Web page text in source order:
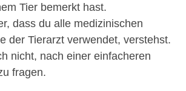
Tier bemerkt hast.
dass du alle medizinischen
der Tierarzt verwendet, verstehst.
nicht, nach einer einfacheren
fragen.